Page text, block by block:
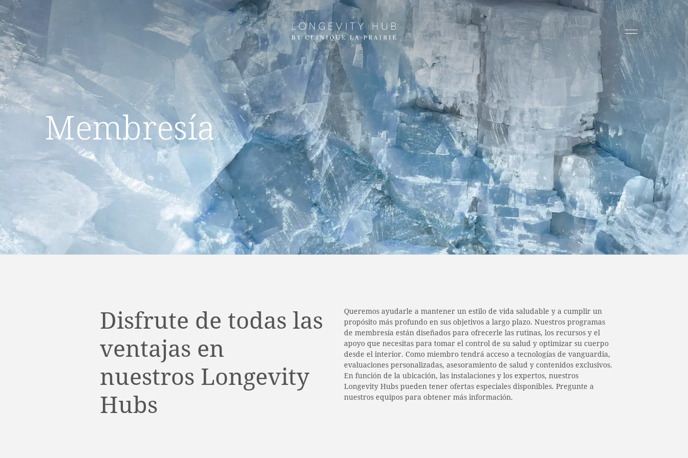
Membresía
Disfrute de todas las
ventajas en
nuestros Longevity
Hubs
Queremos ayudarle a mantener un estilo de vida saludable y a cumplir un
propósito más profundo en sus objetivos a largo plazo. Nuestros programas
de membresía están diseñados para ofrecerle las rutinas, los recursos y el
apoyo que necesitas para tomar el control de su salud y optimizar su cuerpo
desde el interior. Como miembro tendrá acceso a tecnologías de vanguardia,
evaluaciones personalizadas, asesoramiento de salud y contenidos exclusivos.
En función de la ubicación, las instalaciones y los expertos, nuestros
Longevity Hubs pueden tener ofertas especiales disponibles. Pregunte a
nuestros equipos para obtener más información.